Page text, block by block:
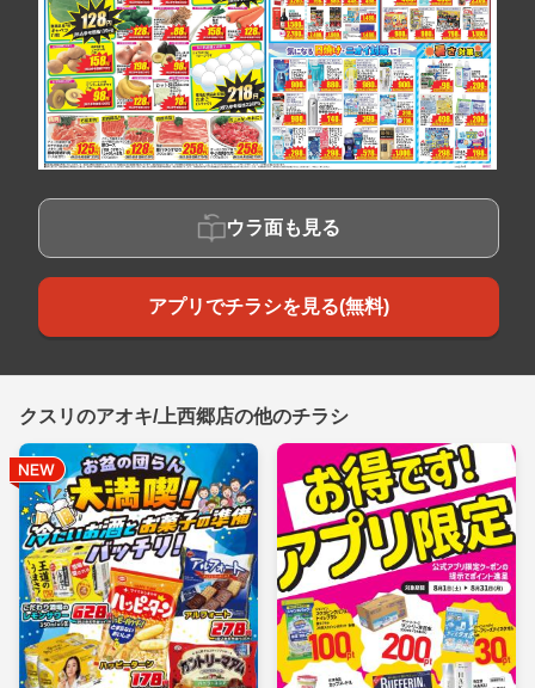
ウラ面も見る
アプリでチラシを見る(無料)
クスリのアオキ/上西郷店の他のチラシ